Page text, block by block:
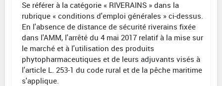
Se référer à la catégorie « RIVERAINS » dans la
rubrique « conditions d'emploi générales » ci-dessus.
En l'absence de distance de sécurité riverains fixée
dans l'AMM, l'arrêté du 4 mai 2017 relatif à la mise sur
le marché et à l'utilisation des produits
phytopharmaceutiques et de leurs adjuvants visés à
l'article L. 253-1 du code rural et de la pêche maritime
s'applique.